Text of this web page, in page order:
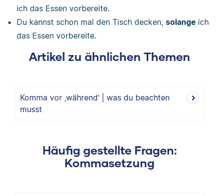
ich das Essen vorbereite.
Du kannst schon mal den Tisch decken,solange ich
das Essen vorbereite.
Artikel zu ähnlichen Themen
Komma vor ‚während‘ | was du beachten
musst
Häufig gestellte Fragen:
Kommasetzung